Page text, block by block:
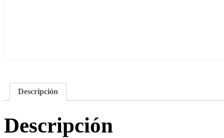
Descripción
Descripción